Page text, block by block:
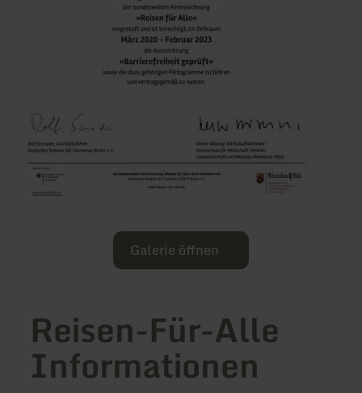
Galerie öffnen
Reisen-Für-Alle
Informationen